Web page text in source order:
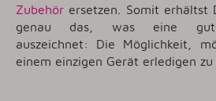
Zubehör ersetzen. Somit erhältst
genau das, was eine gute
auszeichnet: Die Möglichkeit,
einem einzigen Gerät erledigen zu